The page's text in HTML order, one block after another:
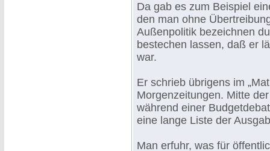
Da gab es zum Beispiel
den man ohne
Außenpolitik bezeichnen
bestechen lassen, daß er
war.
Er schrieb übrigens im
Morgenzeitungen. Mitte
während einer
eine lange Liste der
Man erfuhr, was für